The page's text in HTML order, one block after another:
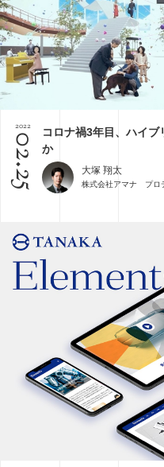
2022
02.25コロナ禍3年目、ハイ
か
大塚 翔太
株式会社アマナ プロ